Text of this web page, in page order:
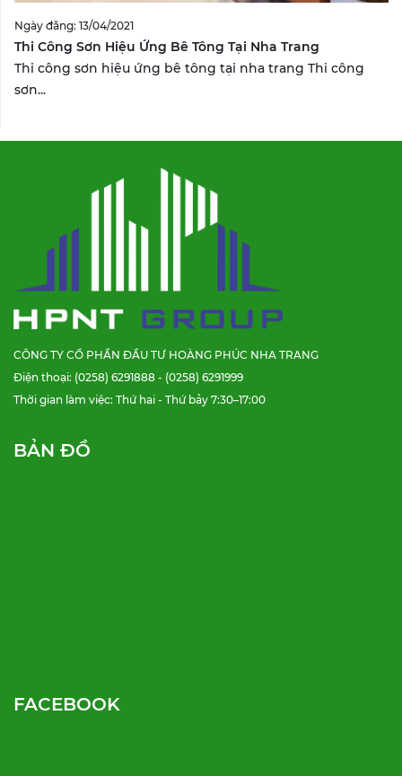
Ngày đăng: 13/04/2021
Thi Công Sơn Hiệu Ứng Bê Tông Tại Nha Trang
Thi công sơn hiệu ứng bê tông tại nha trang Thi công
sơn...
CÔNG TY CỔ PHẦN ĐẦU TƯ HOÀNG PHÚC NHA TRANG
Điện thoại: (0258) 6291888 - (0258) 6291999
Thời gian làm việc: Thứ hai - Thứ bảy 7:30–17:00
BẢN ĐỒ
FACEBOOK